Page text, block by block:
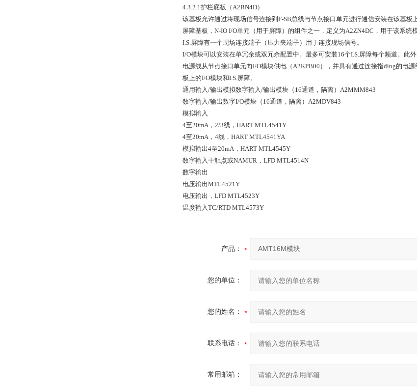
4.3.2.1护栏底板（A2BN4D）
该基板允许通过将现场信号连接到F-SB总线与节点接口单元进行通信安装在该基板
屏障基板，N-IO I/O单元（用于屏障）的组件之一，定义为A2ZN4DC，用于该系统
I.S.屏障有一个现场连接端子（压力夹端子）用于连接现场信号。
I/O模块可以安装在单冗余或双冗余配置中。最多可安装16个I.S.屏障每个频道。此
电源线从节点接口单元向I/O模块供电（A2KPB00），并具有通过连接指ding的电
板上的I/O模块和I.S.屏障。
通用输入/输出模拟数字输入/输出模块（16通道，隔离）A2MMM843
数字输入/输出数字I/O模块（16通道，隔离）A2MDV843
模拟输入
4至20mA，2/3线，HART MTL4541Y
4至20mA，4线，HART MTL4541YA
模拟输出4至20mA，HART MTL4545Y
数字输入干触点或NAMUR，LFD MTL4514N
数字输出
电压输出MTL4521Y
电压输出，LFD MTL4523Y
温度输入TC/RTD MTL4573Y
产品：
您的单位：
您的姓名：
联系电话：
常用邮箱：